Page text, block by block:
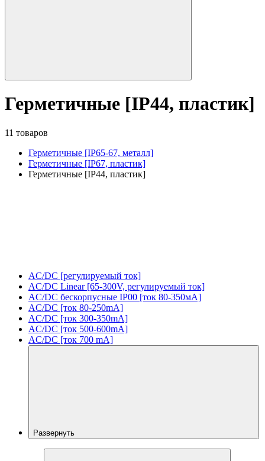
Герметичные [IP44, пластик]
11 товаров
Герметичные [IP65-67, металл]
Герметичные [IP67, пластик]
Герметичные [IP44, пластик]
AC/DC [регулируемый ток]
AC/DC Linear [65-300V, регулируемый ток]
AC/DC бескорпусные IP00 [ток 80-350мА]
AC/DC [ток 80-250mA]
AC/DC [ток 300-350mA]
AC/DC [ток 500-600mA]
AC/DC [ток 700 mA]
Развернуть